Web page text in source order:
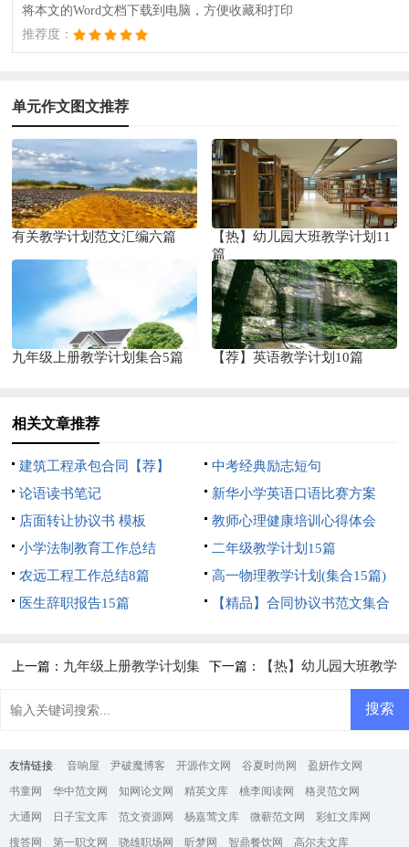
将本文的Word文档下载到电脑，方便收藏和打印
推荐度：
单元作文图文推荐
有关教学计划范文汇编六篇
【热】幼儿园大班教学计划11
篇
九年级上册教学计划集合5篇 【荐】英语教学计划10篇
相关文章推荐
建筑工程承包合同【荐】
中考经典励志短句
论语读书笔记
新华小学英语口语比赛方案
店面转让协议书 模板
教师心理健康培训心得体会
小学法制教育工作总结
二年级教学计划15篇
农远工程工作总结8篇
高一物理教学计划(集合15篇)
医生辞职报告15篇
【精品】合同协议书范文集合
上一篇： 九年级上册教学计划集 下一篇： 【热】幼儿园大班教学
友情链接: 音响屋 尹破魔博客 开源作文网 谷夏时尚网
盈妍作文网
书童网
华中范文网 知网论文网 精英文库 桃李阅读网
格灵范文网
大通网
日子宝文库 范文资源网 杨嘉莺文库 微蕲范文网
彩虹文库网
搜答网
第一职文网 骁雄职场网 昕梦网 智鼎餐饮网 高尔夫文库